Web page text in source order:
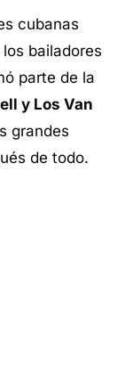
cubanas
bailadores
parte de la
y Los Van
grandes
de todo.